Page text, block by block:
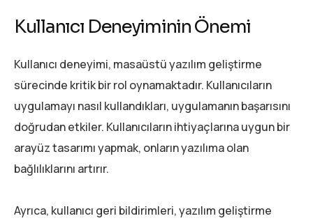
Kullanıcı Deneyiminin Önemi
Kullanıcı deneyimi, masaüstü yazılım geliştirme
sürecinde kritik bir rol oynamaktadır. Kullanıcıların
uygulamayı nasıl kullandıkları, uygulamanın başarısını
doğrudan etkiler. Kullanıcıların ihtiyaçlarına uygun bir
arayüz tasarımı yapmak, onların yazılıma olan
bağlılıklarını artırır.
Ayrıca, kullanıcı geri bildirimleri, yazılım geliştirme